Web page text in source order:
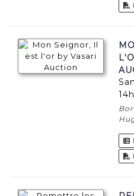
samedi 06 avril 2019 à